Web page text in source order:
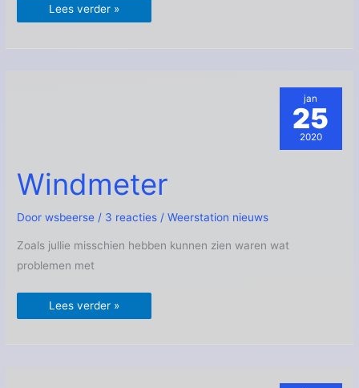
Lees verder »
Windmeter
Doorwsbeerse / 3 reacties /Weerstation nieuws
Zoals jullie misschien hebben kunnen zien waren wat
problemen met
Windmeter
Lees verder »
jan
25
2020